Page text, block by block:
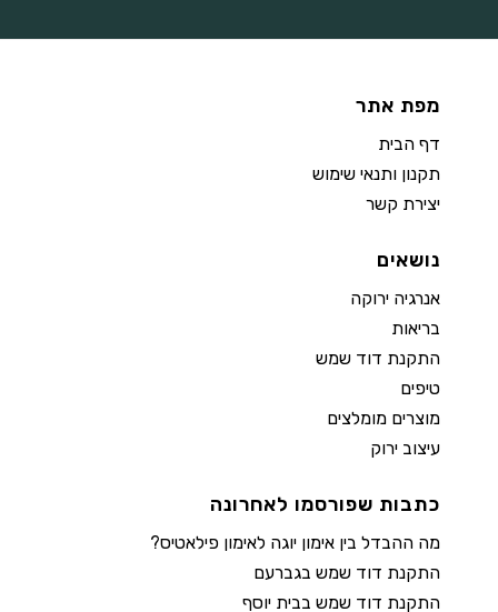
מפת אתר
דף הבית
תקנון ותנאי שימוש
יצירת קשר
נושאים
אנרגיה ירוקה
בריאות
התקנת דוד שמש
טיפים
מוצרים מומלצים
עיצוב ירוק
כתבות שפורסמו לאחרונה
מה ההבדל בין אימון יוגה לאימון פילאטיס?
התקנת דוד שמש בגברעם
התקנת דוד שמש בבית יוסף